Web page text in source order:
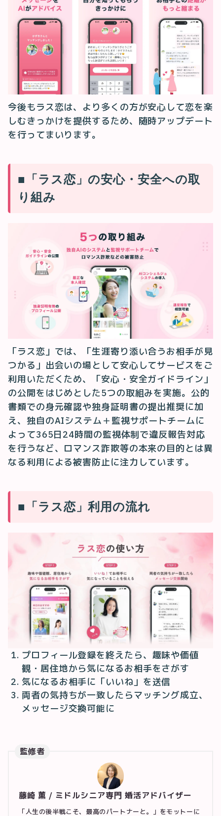
今後もラス恋は、より多くの方が安心して恋を楽
しむきっかけを提供するため、随時アップデート
を行ってまいります。
■「ラス恋」の安心・安全への取
り組み
「ラス恋」では、「生涯寄り添い合うお相手が見
つかる」出会いの場として安心してサービスをご
利用いただくため、「安心・安全ガイドライン」
の公開をはじめとした5つの取組みを実施。公的
書類での身元確認や独身証明書の提出推奨に加
え、独自のAIシステム＋監視サポートチームに
よって365日24時間の監視体制で違反報告対応
を行うなど、ロマンス詐欺等の本来の目的とは異
なる利用による被害防止に注力しています。
■「ラス恋」利用の流れ
プロフィール登録を終えたら、趣味や価値
観・居住地から気になるお相手をさがす
気になるお相手に「いいね」を送信
両者の気持ちが一致したらマッチング成立、
メッセージ交換可能に
監修者
藤崎 薫 / ミドルシニア専門 婚活アドバイザー
「人生の後半戦こそ、最高のパートナーと。」をモットーに